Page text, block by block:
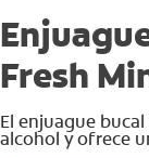
Fresh
El enjuague
alcohol y ofrece